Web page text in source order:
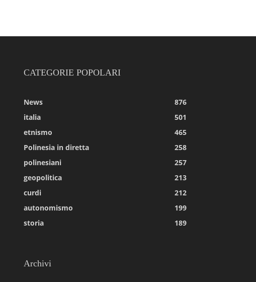
CATEGORIE POPOLARI
News
876
italia
501
etnismo
465
Polinesia in diretta
258
polinesiani
257
geopolitica
213
curdi
212
autonomismo
199
storia
189
Archivi